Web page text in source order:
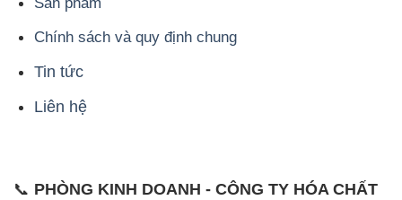
Chính sách và quy định chung
Tin tức
Liên hệ
📞 PHÒNG KINH DOANH - CÔNG TY HÓA CHẤT